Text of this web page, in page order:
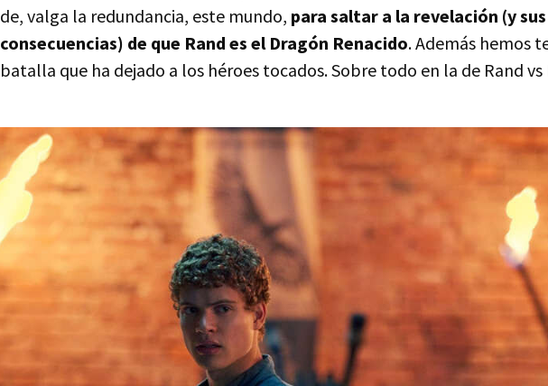
de, valga la redundancia, este mundo, para saltar a la revelación (y sus
consecuencias) de que Rand es el Dragón Renacido. Además hemos
batalla que ha dejado a los héroes tocados. Sobre todo en la de Rand vs